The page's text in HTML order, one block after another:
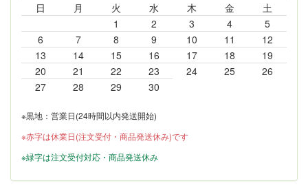
日
月 火 水 木 金
土
1
2 3 4
5
6
7 8 9 10 11
12
13
14 15 16 17 18
19
20
21 22 23 24 25
26
27
28 29 30
※黒地：営業日(24時間以内発送開始)
※赤字は休業日(注文受付・商品発送休み)です
※緑字は注文受付対応・商品発送休み